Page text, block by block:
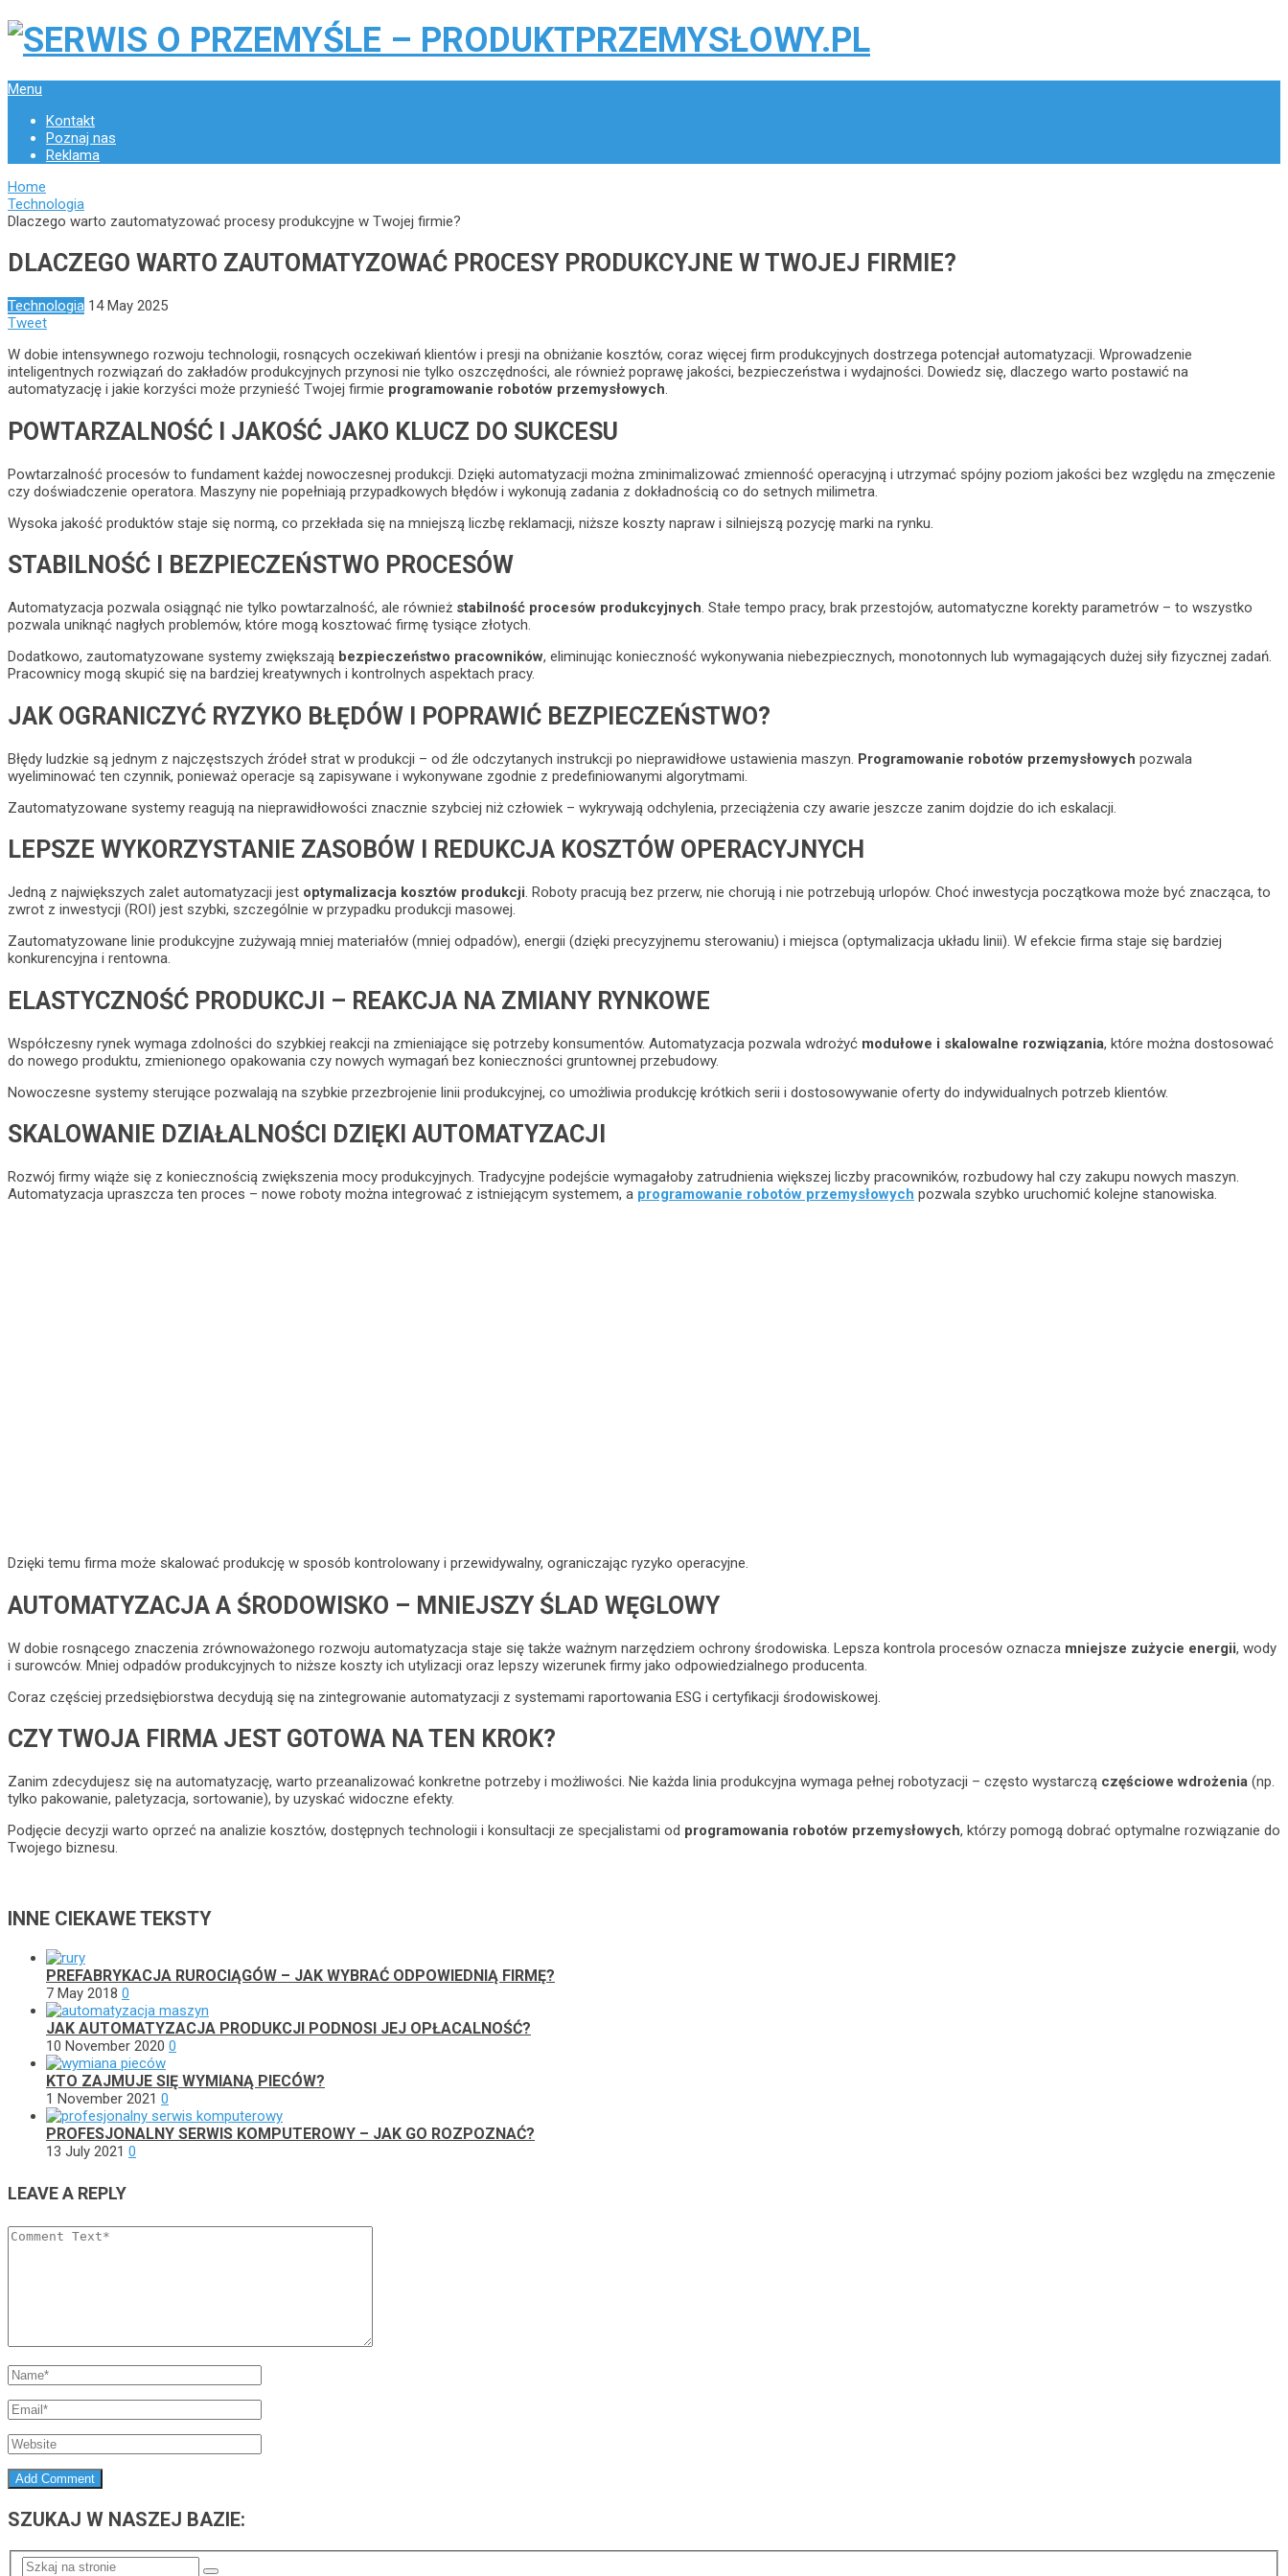
Menu
Kontakt
Poznaj nas
Reklama
Home
Technologia
Dlaczego warto zautomatyzować procesy produkcyjne w Twojej firmie?
DLACZEGO WARTO ZAUTOMATYZOWAĆ PROCESY PRODUKCYJNE W TWOJEJ FIRMIE?
Technologia 14 May 2025
Tweet
W dobie intensywnego rozwoju technologii, rosnących oczekiwań klientów i presji na obniżanie kosztów, coraz więcej firm produkcyjnych dostrzega potencjał automatyzacji. Wprowadzenie
inteligentnych rozwiązań do zakładów produkcyjnych przynosi nie tylko oszczędności, ale również poprawę jakości, bezpieczeństwa i wydajności. Dowiedz się, dlaczego warto postawić na
automatyzację i jakie korzyści może przynieść Twojej firmie programowanie robotów przemysłowych.
POWTARZALNOŚĆ I JAKOŚĆ JAKO KLUCZ DO SUKCESU
Powtarzalność procesów to fundament każdej nowoczesnej produkcji. Dzięki automatyzacji można zminimalizować zmienność operacyjną i utrzymać spójny poziom jakości bez względu na zmęczenie
czy doświadczenie operatora. Maszyny nie popełniają przypadkowych błędów i wykonują zadania z dokładnością co do setnych milimetra.
Wysoka jakość produktów staje się normą, co przekłada się na mniejszą liczbę reklamacji, niższe koszty napraw i silniejszą pozycję marki na rynku.
STABILNOŚĆ I BEZPIECZEŃSTWO PROCESÓW
Automatyzacja pozwala osiągnąć nie tylko powtarzalność, ale również stabilność procesów produkcyjnych. Stałe tempo pracy, brak przestojów, automatyczne korekty parametrów – to wszystko
pozwala uniknąć nagłych problemów, które mogą kosztować firmę tysiące złotych.
Dodatkowo, zautomatyzowane systemy zwiększają bezpieczeństwo pracowników, eliminując konieczność wykonywania niebezpiecznych, monotonnych lub wymagających dużej siły fizycznej zadań.
Pracownicy mogą skupić się na bardziej kreatywnych i kontrolnych aspektach pracy.
JAK OGRANICZYĆ RYZYKO BŁĘDÓW I POPRAWIĆ BEZPIECZEŃSTWO?
Błędy ludzkie są jednym z najczęstszych źródeł strat w produkcji – od źle odczytanych instrukcji po nieprawidłowe ustawienia maszyn. Programowanie robotów przemysłowych pozwala
wyeliminować ten czynnik, ponieważ operacje są zapisywane i wykonywane zgodnie z predefiniowanymi algorytmami.
Zautomatyzowane systemy reagują na nieprawidłowości znacznie szybciej niż człowiek – wykrywają odchylenia, przeciążenia czy awarie jeszcze zanim dojdzie do ich eskalacji.
LEPSZE WYKORZYSTANIE ZASOBÓW I REDUKCJA KOSZTÓW OPERACYJNYCH
Jedną z największych zalet automatyzacji jest optymalizacja kosztów produkcji. Roboty pracują bez przerw, nie chorują i nie potrzebują urlopów. Choć inwestycja początkowa może być znacząca, to
zwrot z inwestycji (ROI) jest szybki, szczególnie w przypadku produkcji masowej.
Zautomatyzowane linie produkcyjne zużywają mniej materiałów (mniej odpadów), energii (dzięki precyzyjnemu sterowaniu) i miejsca (optymalizacja układu linii). W efekcie firma staje się bardziej
konkurencyjna i rentowna.
ELASTYCZNOŚĆ PRODUKCJI – REAKCJA NA ZMIANY RYNKOWE
Współczesny rynek wymaga zdolności do szybkiej reakcji na zmieniające się potrzeby konsumentów. Automatyzacja pozwala wdrożyć modułowe i skalowalne rozwiązania, które można dostosować
do nowego produktu, zmienionego opakowania czy nowych wymagań bez konieczności gruntownej przebudowy.
Nowoczesne systemy sterujące pozwalają na szybkie przezbrojenie linii produkcyjnej, co umożliwia produkcję krótkich serii i dostosowywanie oferty do indywidualnych potrzeb klientów.
SKALOWANIE DZIAŁALNOŚCI DZIĘKI AUTOMATYZACJI
Rozwój firmy wiąże się z koniecznością zwiększenia mocy produkcyjnych. Tradycyjne podejście wymagałoby zatrudnienia większej liczby pracowników, rozbudowy hal czy zakupu nowych maszyn.
Automatyzacja upraszcza ten proces – nowe roboty można integrować z istniejącym systemem, a programowanie robotów przemysłowych pozwala szybko uruchomić kolejne stanowiska.
Dzięki temu firma może skalować produkcję w sposób kontrolowany i przewidywalny, ograniczając ryzyko operacyjne.
AUTOMATYZACJA A ŚRODOWISKO – MNIEJSZY ŚLAD WĘGLOWY
W dobie rosnącego znaczenia zrównoważonego rozwoju automatyzacja staje się także ważnym narzędziem ochrony środowiska. Lepsza kontrola procesów oznacza mniejsze zużycie energii, wody
i surowców. Mniej odpadów produkcyjnych to niższe koszty ich utylizacji oraz lepszy wizerunek firmy jako odpowiedzialnego producenta.
Coraz częściej przedsiębiorstwa decydują się na zintegrowanie automatyzacji z systemami raportowania ESG i certyfikacji środowiskowej.
CZY TWOJA FIRMA JEST GOTOWA NA TEN KROK?
Zanim zdecydujesz się na automatyzację, warto przeanalizować konkretne potrzeby i możliwości. Nie każda linia produkcyjna wymaga pełnej robotyzacji – często wystarczą częściowe wdrożenia (np.
tylko pakowanie, paletyzacja, sortowanie), by uzyskać widoczne efekty.
Podjęcie decyzji warto oprzeć na analizie kosztów, dostępnych technologii i konsultacji ze specjalistami od programowania robotów przemysłowych, którzy pomogą dobrać optymalne rozwiązanie do
Twojego biznesu.
INNE CIEKAWE TEKSTY
PREFABRYKACJA RUROCIĄGÓW – JAK WYBRAĆ ODPOWIEDNIĄ FIRMĘ?
7 May 2018 0
JAK AUTOMATYZACJA PRODUKCJI PODNOSI JEJ OPŁACALNOŚĆ?
10 November 2020 0
KTO ZAJMUJE SIĘ WYMIANĄ PIECÓW?
1 November 2021 0
PROFESJONALNY SERWIS KOMPUTEROWY – JAK GO ROZPOZNAĆ?
13 July 2021 0
LEAVE A REPLY
SZUKAJ W NASZEJ BAZIE: